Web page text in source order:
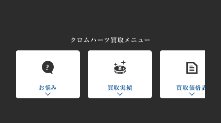
クロムハーツ買取メニュー
?
お悩み 買取実績 買取価格表